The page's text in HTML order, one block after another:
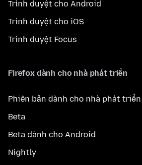
Trình duyệt cho Android
Trình duyệt cho iOS
Trình duyệt Focus
Firefox dành cho nhà phát triển
Phiên bản dành cho nhà phát triển
Beta
Beta dành cho Android
Nightly